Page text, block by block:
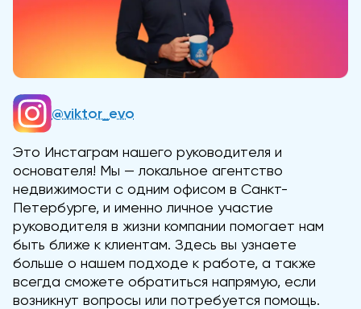
@viktor_evo
Это Инстаграм нашего руководителя и
основателя! Мы — локальное агентство
недвижимости с одним офисом в Санкт-
Петербурге, и именно личное участие
руководителя в жизни компании помогает нам
быть ближе к клиентам. Здесь вы узнаете
больше о нашем подходе к работе, а также
всегда сможете обратиться напрямую, если
возникнут вопросы или потребуется помощь.